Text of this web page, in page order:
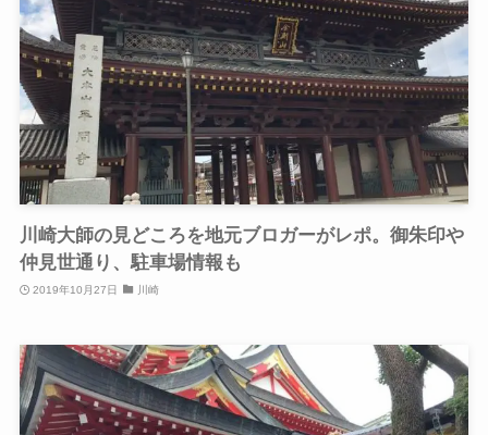
川崎大師の見どころを地元ブロガーがレポ。御朱印や
仲見世通り、駐車場情報も
2019年10月27日 川崎